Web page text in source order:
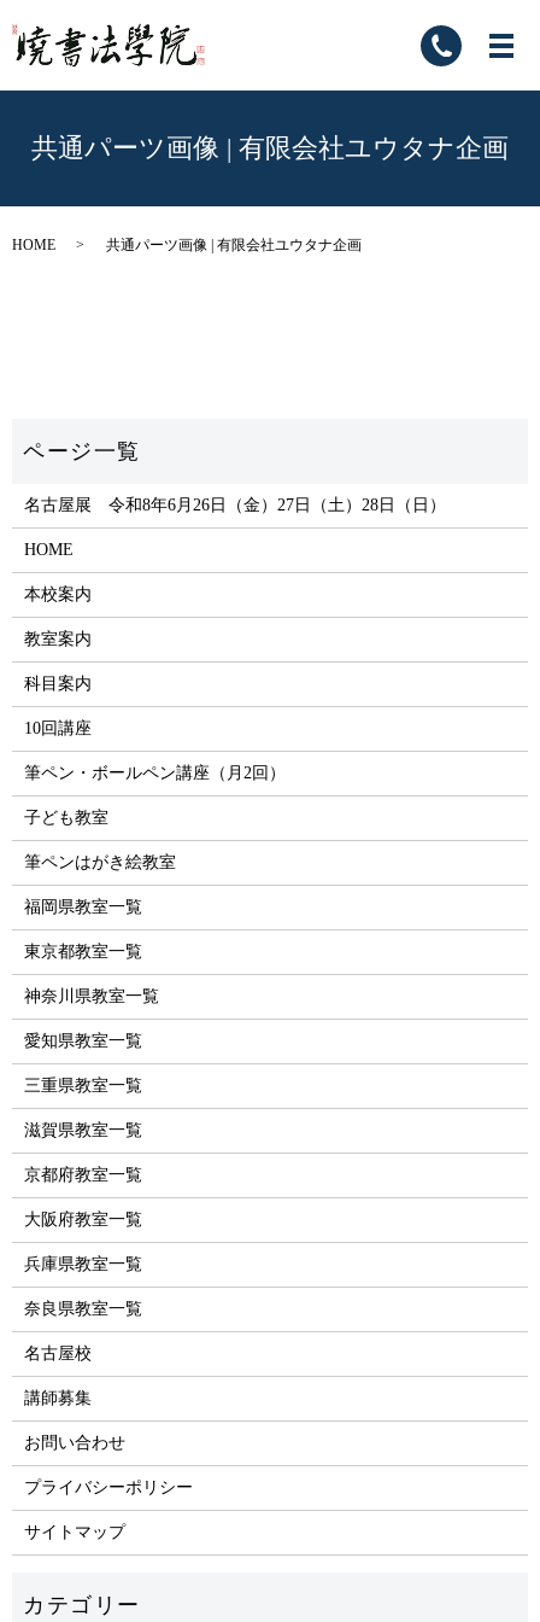
共通パーツ画像 | 有限会社ユウタナ企画
HOME 共通パーツ画像 | 有限会社ユウタナ企画
名古屋展 令和8年6月26日（金）27日（土）28日（日）
HOME
本校案内
教室案内
科目案内
10回講座
筆ペン・ボールペン講座（月2回）
子ども教室
筆ペンはがき絵教室
福岡県教室一覧
東京都教室一覧
神奈川県教室一覧
愛知県教室一覧
三重県教室一覧
滋賀県教室一覧
京都府教室一覧
大阪府教室一覧
兵庫県教室一覧
奈良県教室一覧
名古屋校
講師募集
お問い合わせ
プライバシーポリシー
サイトマップ